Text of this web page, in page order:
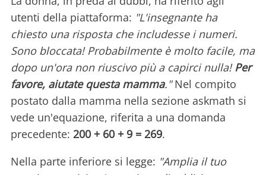
utenti della piattaforma: "L'insegnante ha
chiesto una risposta che includesse i numeri.
Sono bloccata! Probabilmente è molto facile, ma
dopo un'ora non riuscivo più a capirci nulla! Per
favore, aiutate questa mamma."Nel compito
postato dalla mamma nella sezione askmath si
vede un'equazione, riferita a una domanda
precedente: 200 + 60 + 9 = 269.
Nella parte inferiore si legge: "Amplia il tuo